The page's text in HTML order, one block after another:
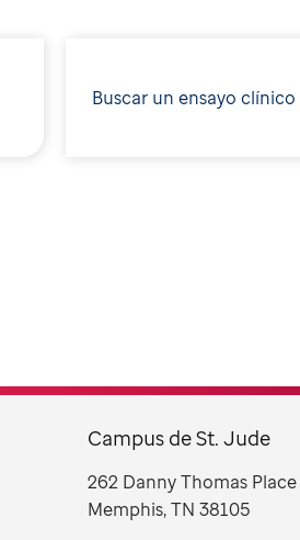
Buscar un ensayo clínico
Campus de St. Jude
262 Danny Thomas Place
Memphis, TN 38105